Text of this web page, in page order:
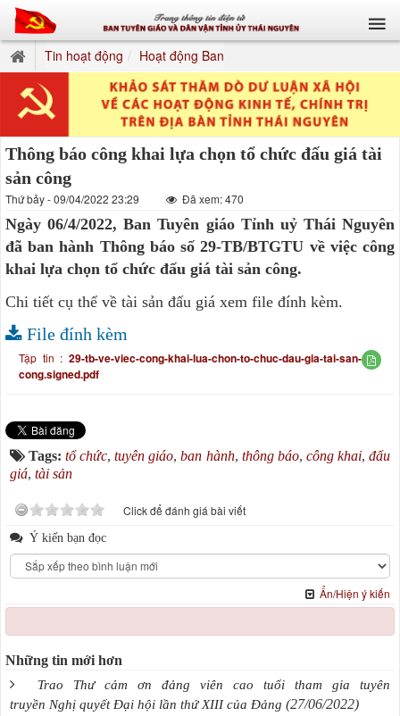
Tin hoạt động Hoạt động Ban
Thông báo công khai lựa chọn tổ chức đấu giá tài
sản công
Thứ bảy - 09/04/2022 23:29 Đã xem: 470
Ngày 06/4/2022, Ban Tuyên giáo Tỉnh uỷ Thái Nguyên
đã ban hành Thông báo số 29-TB/BTGTU về việc công
khai lựa chọn tổ chức đấu giá tài sản công.
Chi tiết cụ thể về tài sản đấu giá xem file đính kèm.
File đính kèm
Tập tin : 29-tb-ve-viec-cong-khai-lua-chon-to-chuc-dau-gia-tai-san-
cong.signed.pdf
Tags:tổ chức,tuyên giáo,ban hành, thông báo, công khai,đấu
giá, tài sản
Click để đánh giá bài viết
Ý kiến bạn đọc
Ẩn/Hiện ý kiến
Những tin mới hơn
Trao Thư cảm ơn đảng viên cao tuổi tham gia tuyên
truyền Nghị quyết Đại hội lần thứ XIII của Đảng (27/06/2022)